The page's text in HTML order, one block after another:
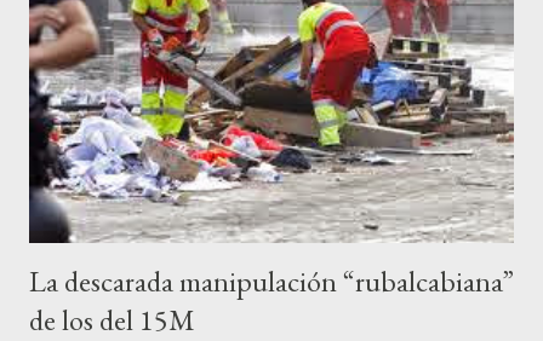
pertinente, cortar el tráfico de las calles más céntricas, volcar los
contenedores de vidrio para tener botellas a mano para agredir a
los agentes, incendiar contenedores, apedrear a la policía,
agredirla, morderla, para que toda la pijo progresía del país, todos
los que no fuman ni tabaco, n...
La descarada manipulación “rubalcabiana”
de los del 15M